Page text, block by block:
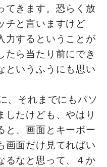
てきます。恐らく放
チと言いますけど
力するということが
たら当たり前にでき
というふうにも思い
、それまでにもパソ
したけども、やはり
と、画面とキーボー
画面だけ見てればい
るなと思って、４か